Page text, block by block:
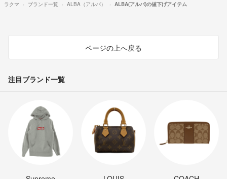
ラクマ ブランド一覧 ALBA（アルバ） ALBA(アルバ)の値下げアイテム
ページの上へ戻る
注目ブランド一覧